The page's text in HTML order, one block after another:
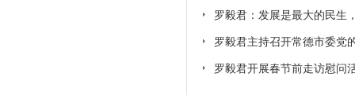
罗毅君：发展是最大的民生
罗毅君主持召开常德市委党
育成效周振宇出席
罗毅君开展春节前走访慰问